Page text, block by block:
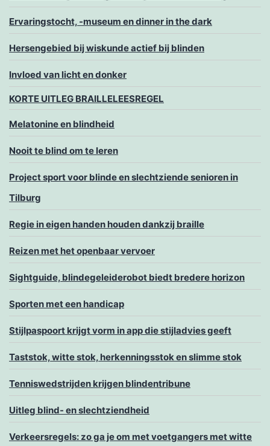
Ervaringstocht, -museum en dinner in the dark
Hersengebied bij wiskunde actief bij blinden
Invloed van licht en donker
KORTE UITLEG BRAILLELEESREGEL
Melatonine en blindheid
Nooit te blind om te leren
Project sport voor blinde en slechtziende senioren in
Tilburg
Regie in eigen handen houden dankzij braille
Reizen met het openbaar vervoer
Sightguide, blindegeleiderobot biedt bredere horizon
Sporten met een handicap
Stijlpaspoort krijgt vorm in app die stijladvies geeft
Taststok, witte stok, herkenningsstok en slimme stok
Tenniswedstrijden krijgen blindentribune
Uitleg blind- en slechtziendheid
Verkeersregels: zo ga je om met voetgangers met witte